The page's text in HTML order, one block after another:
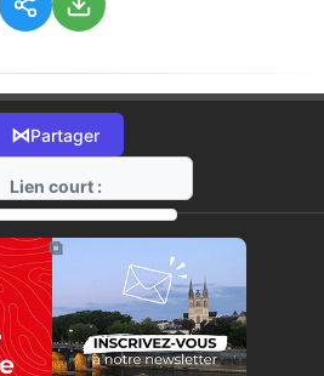
⋈Partager
Lien court :
https://radio-g.fr?14659
⧉